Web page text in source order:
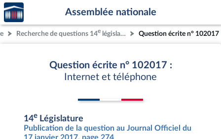
Aller au contenu
Aller en bas de la page
Accèder
à la
page
d'accueil
Assemblée nationale
Recherche de questions 14e législature Question écrite n° 102017
Question écrite n° 102017 :
Internet et téléphone
14e Législature
Publication de la question au Journal Officiel du
17 janvier 2017, page 274